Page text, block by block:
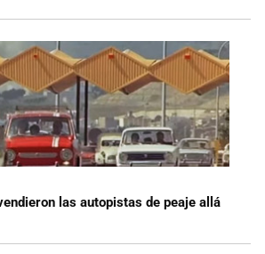
las autopistas de peaje allá